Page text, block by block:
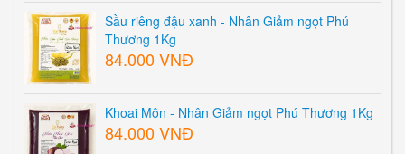
Sầu riêng đậu xanh - Nhân Giảm ngọt Phú
Thương 1Kg
Khoai Môn - Nhân Giảm ngọt Phú Thương 1Kg